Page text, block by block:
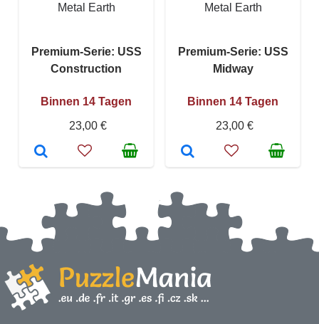
Metal Earth
Premium-Serie: USS
Construction
Binnen 14 Tagen
23,00 €
Metal Earth
Premium-Serie: USS
Midway
Binnen 14 Tagen
23,00 €